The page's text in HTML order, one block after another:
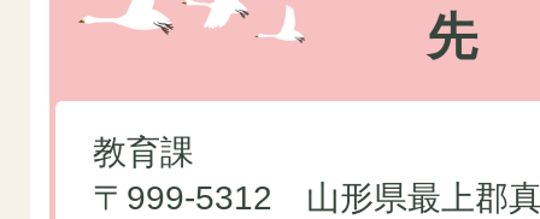
先
教育課
〒999-5312 山形県最上郡